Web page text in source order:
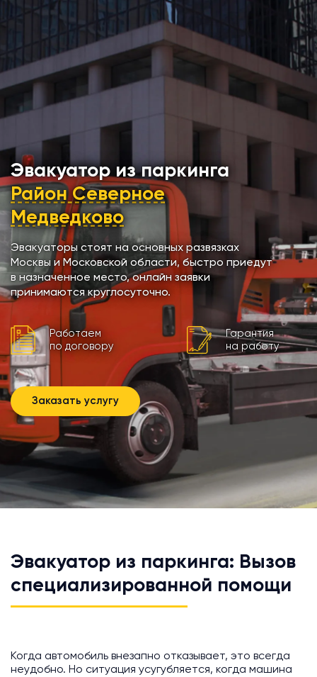
Эвакуатор из паркинга
Район Северное
Медведково
Эвакуаторы стоят на основных развязках
Москвы и Московской области, быстро приедут
в назначенное место, онлайн заявки
принимаются круглосуточно.
Работаем
по договору
Гарантия
на работу
Заказать услугу
Эвакуатор из паркинга: Вызов
специализированной помощи
Когда автомобиль внезапно отказывает, это всегда
неудобно. Но ситуация усугубляется, когда машина